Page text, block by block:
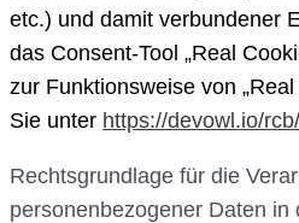
etc.) und damit verbundener
das Consent-Tool „Real
zur Funktionsweise von
Sie unter https://devowl.io/
Rechtsgrundlage für die
personenbezogener Daten in